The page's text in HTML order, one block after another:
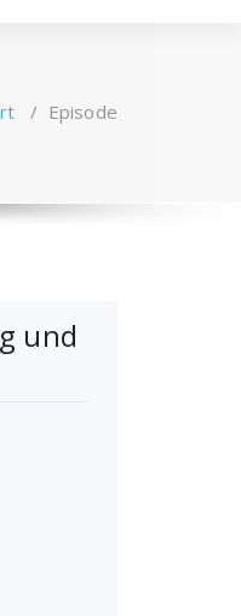
/ Episode
und